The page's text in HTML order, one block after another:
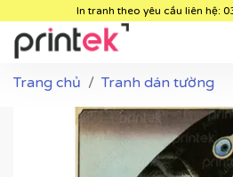
In tranh theo yêu cầu liên hệ:
Trang chủ Tranh dán tường